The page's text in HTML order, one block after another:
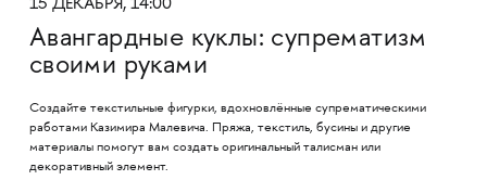
15 ДЕКАБРЯ, 14:00
Авангардные куклы: супрематизм
своими руками
Создайте текстильные фигурки, вдохновлённые супрематическими
работами Казимира Малевича. Пряжа, текстиль, бусины и другие
материалы помогут вам создать оригинальный талисман или
декоративный элемент.